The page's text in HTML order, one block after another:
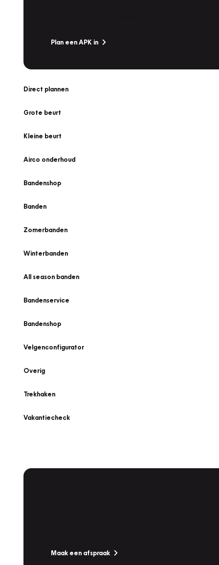
Plan een APK in
Direct plannen
Grote beurt
Kleine beurt
Airco onderhoud
Bandenshop
Banden
Zomerbanden
Winterbanden
All season banden
Bandenservice
Bandenshop
Velgenconfigurator
Overig
Trekhaken
Vakantiecheck
Maak een afspraak